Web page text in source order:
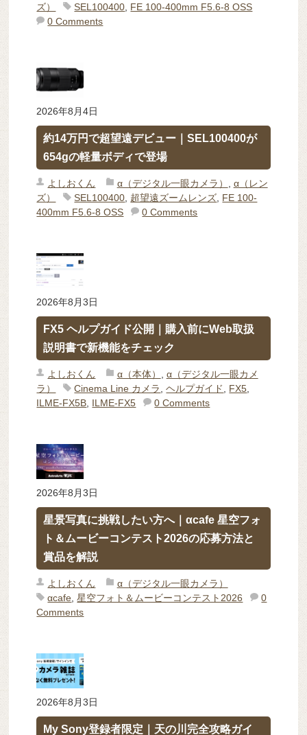
ズ）
SEL100400 FE 100-400mm F5.6-8 OSS
0 Comments
2026年8月4日
約14万円で超望遠デビュー｜SEL100400が
654gの軽量ボディで登場
よしおくん α（デジタル一眼カメラ）
α（レン
ズ）
SEL100400 超望遠ズームレンズ FE 100-
400mm F5.6-8 OSS
0 Comments
2026年8月3日
FX5 ヘルプガイド公開｜購入前にWeb取扱
説明書で新機能をチェック
よしおくん α（本体）
α（デジタル一眼カメ
ラ）
Cinema Line カメラ ,ヘルプガイド FX5
ILME-FX5B ILME-FX5 0 Comments
2026年8月3日
星景写真に挑戦したい方へ｜αcafe 星空フォ
ト＆ムービーコンテスト2026の応募方法と
賞品を解説
よしおくん
α（デジタル一眼カメラ）
αcafe ,星空フォト＆ムービーコンテスト2026
0
Comments
2026年8月3日
My Sony登録者限定｜天の川完全攻略ガイ